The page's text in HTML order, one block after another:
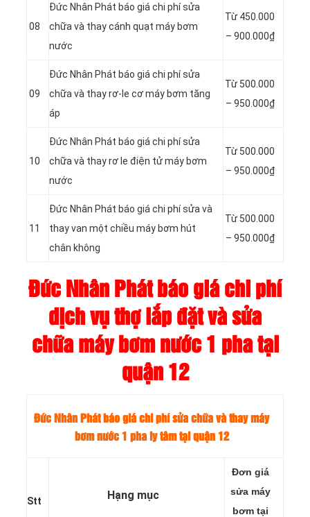
08
Đức Nhân Phát báo giá chi phí sửa
chữa và thay cánh quạt máy bơm
nước
Từ 450.000
– 900.000₫
09
Đức Nhân Phát báo giá chi phí sửa
chữa và thay rơ-le cơ máy bơm tăng
áp
Từ 500.000
– 950.000₫
10
Đức Nhân Phát báo giá chi phí sửa
chữa và thay rơ le điện tử máy bơm
nước
Từ 500.000
– 950.000₫
11
Đức Nhân Phát báo giá chi phí sửa và
thay van một chiều máy bơm hút
chân không
Từ 500.000
– 950.000₫
Đức Nhân Phát báo giá chi phí
dịch vụ thợ lắp đặt và sửa
chữa máy bơm nước 1 pha tại
quận 12
Đức Nhân Phát báo giá chi phí sửa chữa và thay máy
bơm nước 1 pha ly tâm tại quận 12
Stt Hạng mục
Đơn giá
sửa máy
bơm tại